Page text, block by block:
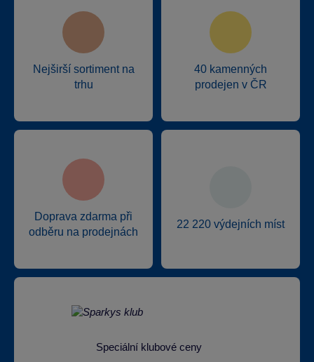
Nejširší sortiment na
trhu
40 kamenných
prodejen v ČR
Doprava zdarma při
odběru na prodejnách
22 220 výdejních míst
Speciální klubové ceny